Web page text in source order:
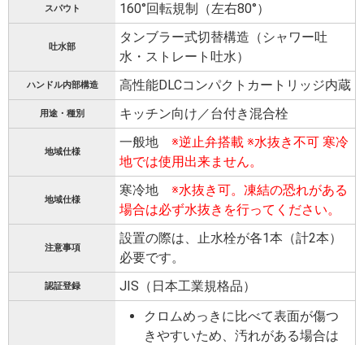
スパウト 160°回転規制（左右80°）
吐水部
タンブラー式切替構造（シャワー吐
水・ストレート吐水）
ハンドル内部構造 高性能DLCコンパクトカートリッジ内蔵
用途・種別 キッチン向け／台付き混合栓
地域仕様
一般地 ※逆止弁搭載 ※水抜き不可 寒冷
地では使用出来ません。
地域仕様
寒冷地 ※水抜き可。凍結の恐れがある
場合は必ず水抜きを行ってください。
注意事項
設置の際は、止水栓が各1本（計2本）
必要です。
認証登録 JIS（日本工業規格品）
クロムめっきに比べて表面が傷つ
きやすいため、汚れがある場合は